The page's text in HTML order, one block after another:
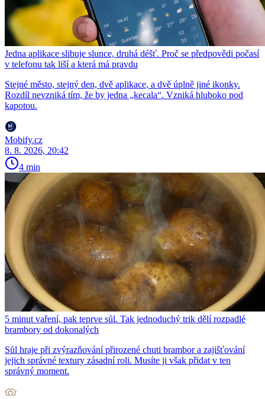
Jedna aplikace slibuje slunce, druhá déšť. Proč se předpovědi počasí
v telefonu tak liší a která má pravdu
Stejné město, stejný den, dvě aplikace, a dvě úplně jiné ikonky.
Rozdíl nevzniká tím, že by jedna „kecala“. Vzniká hluboko pod
kapotou.
Mobify.cz
8. 8. 2026, 20:42
4 min
5 minut vaření, pak teprve sůl. Tak jednoduchý trik dělí rozpadlé
brambory od dokonalých
Sůl hraje při zvýrazňování přirozené chuti brambor a zajišťování
jejich správné textury zásadní roli. Musíte ji však přidat v ten
správný moment.